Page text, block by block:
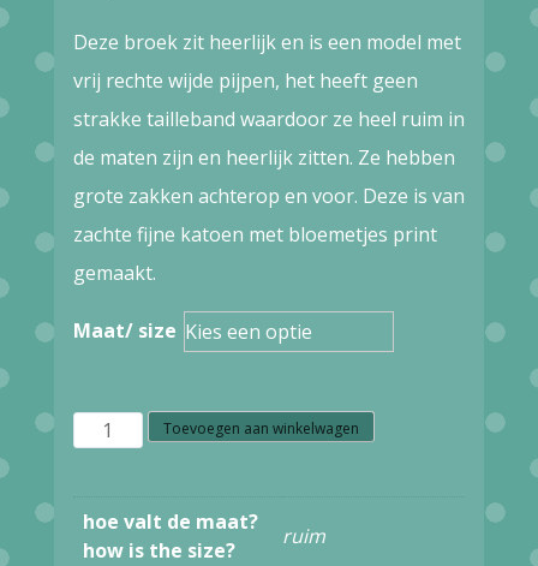
Deze broek zit heerlijk en is een model met
vrij rechte wijde pijpen, het heeft geen
strakke tailleband waardoor ze heel ruim in
de maten zijn en heerlijk zitten. Ze hebben
grote zakken achterop en voor. Deze is van
zachte fijne katoen met bloemetjes print
gemaakt.
Maat/ size
S26.6
TROUSERS
Toevoegen aan winkelwagen
hoe valt de maat?
how is the size?
ruim